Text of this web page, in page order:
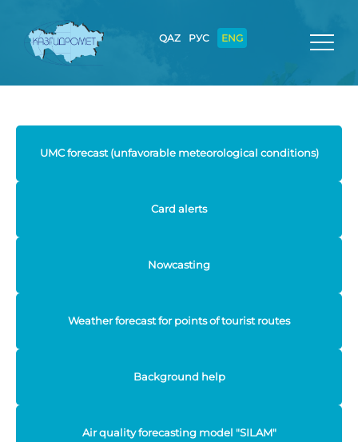
QAZ РУС ENG
UMC forecast (unfavorable meteorological conditions)
Card alerts
Nowcasting
Weather forecast for points of tourist routes
Background help
Air quality forecasting model "SILAM"